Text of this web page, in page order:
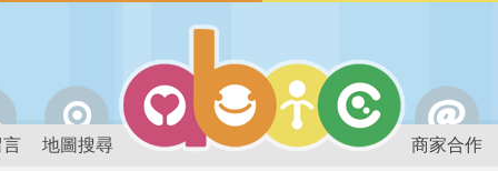
言 地圖搜尋 商家合作